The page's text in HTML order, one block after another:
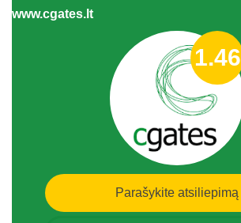
www.cgates.lt
1.46
Parašykite atsiliepimą